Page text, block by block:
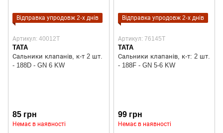
Відправка упродовж 2-х днів
Артикул: 40012T
TATA
Сальники клапанів, к-т 2 шт.
- 188D - GN 6 KW
85 грн
Немає в наявності
Відправка упродовж 2-х днів
Артикул: 76145T
TATA
Сальники клапанів, к-т: 2 шт.
- 188F - GN 5-6 KW
99 грн
Немає в наявності